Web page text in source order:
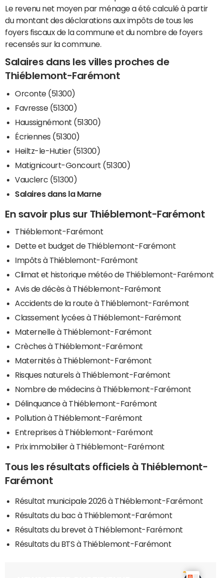
Le revenu net moyen par ménage a été calculé à partir
du montant des déclarations aux impôts de tous les
foyers fiscaux de la commune et du nombre de foyers
recensés sur la commune.
Salaires dans les villes proches de
Thiéblemont-Farémont
Orconte (51300)
Favresse (51300)
Haussignémont (51300)
Écriennes (51300)
Heiltz-le-Hutier (51300)
Matignicourt-Goncourt (51300)
Vauclerc (51300)
Salaires dans la Marne
En savoir plus sur Thiéblemont-Farémont
Thiéblemont-Farémont
Dette et budget de Thiéblemont-Farémont
Impôts à Thiéblemont-Farémont
Climat et historique météo de Thiéblemont-Farémont
Avis de décès à Thiéblemont-Farémont
Accidents de la route à Thiéblemont-Farémont
Classement lycées à Thiéblemont-Farémont
Maternelle à Thiéblemont-Farémont
Crèches à Thiéblemont-Farémont
Maternités à Thiéblemont-Farémont
Risques naturels à Thiéblemont-Farémont
Nombre de médecins à Thiéblemont-Farémont
Délinquance à Thiéblemont-Farémont
Pollution à Thiéblemont-Farémont
Entreprises à Thiéblemont-Farémont
Prix immobilier à Thiéblemont-Farémont
Tous les résultats officiels à Thiéblemont-
Farémont
Résultat municipale 2026 à Thiéblemont-Farémont
Résultats du bac à Thiéblemont-Farémont
Résultats du brevet à Thiéblemont-Farémont
Résultats du BTS à Thiéblemont-Farémont